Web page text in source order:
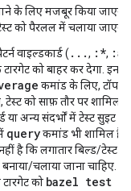
के लिए मजबूर किया जाएगा.
को पैरलल में चलाया जाएगा.
वाइल्डकार्ड ( ..., :*,
को बाहर कर देगा. इन
कमांड के लिए, टॉप-
को साफ़ तौर पर शामिल
या अन्य संदर्भों में टेस्ट सुइट
queryकमांड भी शामिल है.
है कि लगातार बिल्ड/टेस्ट
चलाया जाना चाहिए.
को bazel test